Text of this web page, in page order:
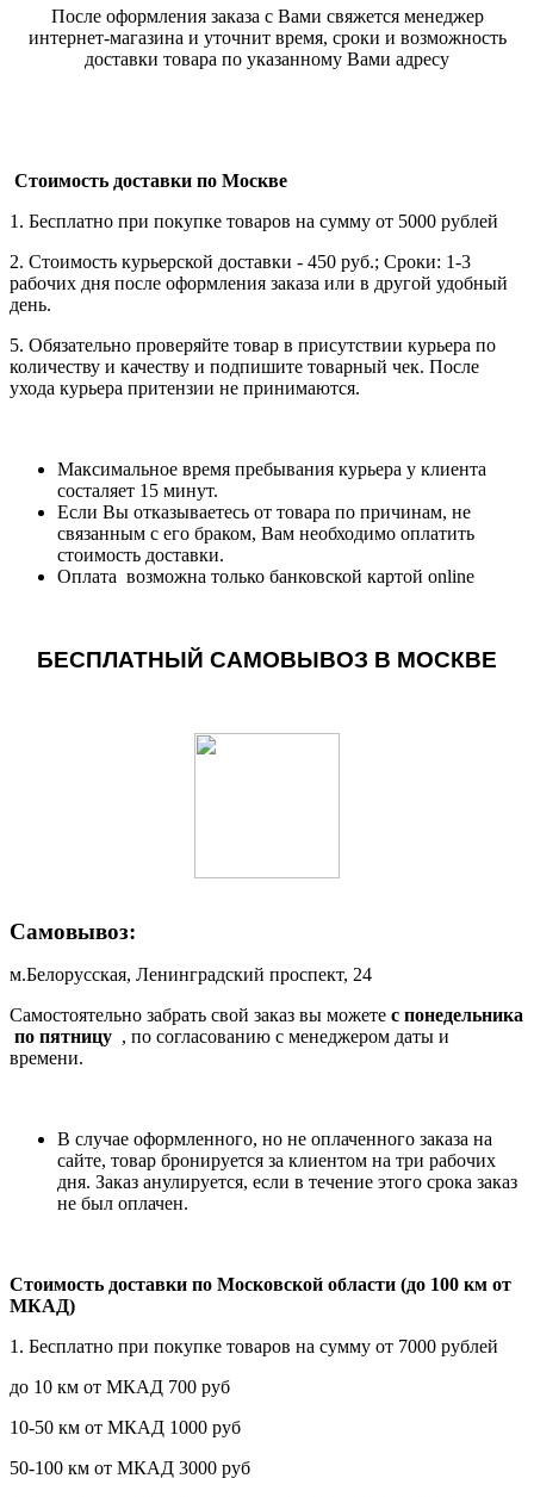
После оформления заказа с Вами свяжется менеджер
интернет-магазина и уточнит время, сроки и возможность
доставки товара по указанному Вами адресу
Стоимость доставки по Москве
1. Бесплатно при покупке товаров на сумму от 5000 рублей
2. Стоимость курьерской доставки - 450 руб.; Сроки: 1-3
рабочих дня после оформления заказа или в другой удобный
день.
5. Обязательно проверяйте товар в присутствии курьера по
количеству и качеству и подпишите товарный чек. После
ухода курьера притензии не принимаются.
Максимальное время пребывания курьера у клиента
состаляет 15 минут.
Если Вы отказываетесь от товара по причинам, не
связанным с его браком, Вам необходимо оплатить
стоимость доставки.
Оплата возможна только банковской картой online
БЕСПЛАТНЫЙ САМОВЫВОЗ В МОСКВЕ
Самовывоз:
м.Белорусская, Ленинградский проспект, 24
Самостоятельно забрать свой заказ вы можете c понедельника
по пятницу , по согласованию с менеджером даты и
времени.
В случае оформленного, но не оплаченного заказа на
сайте, товар бронируется за клиентом на три рабочих
дня. Заказ анулируется, если в течение этого срока заказ
не был оплачен.
Стоимость доставки по Московской области (до 100 км от
МКАД)
1. Бесплатно при покупке товаров на сумму от 7000 рублей
до 10 км от МКАД 700 руб
10-50 км от МКАД 1000 руб
50-100 км от МКАД 3000 руб